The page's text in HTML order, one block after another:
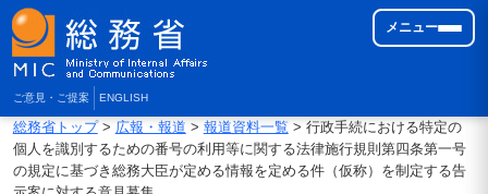
ご意見・ご提案 ENGLISH
メニュー
総務省トップ> 広報・報道 > 報道資料一覧> 行政手続における特定の
個人を識別するための番号の利用等に関する法律施行規則第四条第一号
の規定に基づき総務大臣が定める情報を定める件（仮称）を制定する告